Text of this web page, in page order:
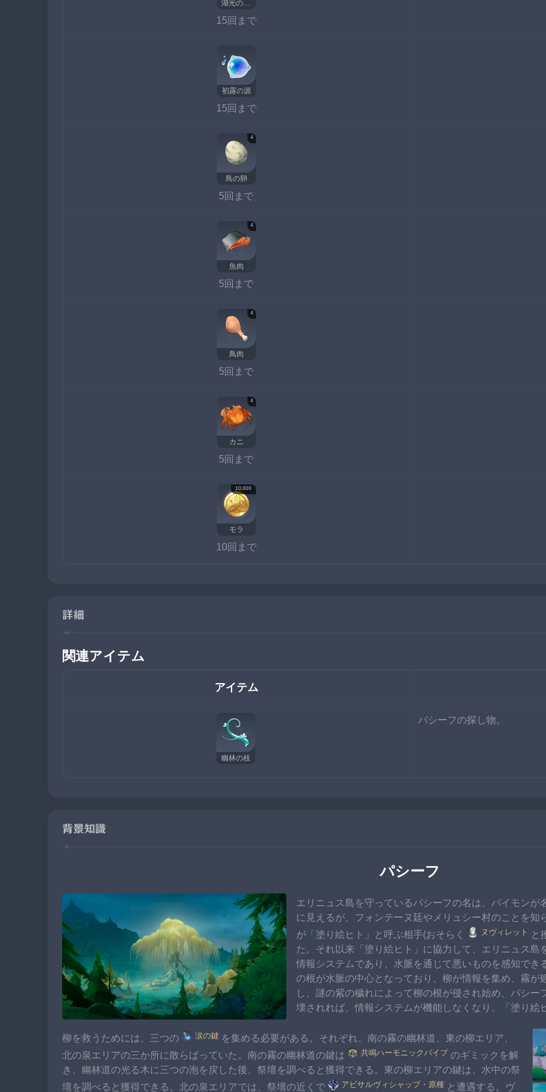
湖光の鈴蘭
15回まで
初露の源
15回まで
4
鳥の卵
5回まで
4
魚肉
5回まで
4
鳥肉
5回まで
4
カニ
5回まで
10,000
モラ
10回まで
詳細
関連アイテム
アイテム
幽林の枝
パシーフの探し物。
背景知識
パシーフ
エリニュス島を守っているパシーフの名は、パイモンが
に見えるが、フォンテーヌ廷やメリュシー村のことを
が「塗り絵ヒト」と呼ぶ相手(おそらく
ヌヴィレット
と
た。それ以来「塗り絵ヒト」に協力して、エリニュス
情報システムであり、水脈を通じて悪いものを感知で
の根が水脈の中心となっており、柳が情報を集め、霧
し、謎の紫の穢れによって柳の根が侵され始め、パシ
壊されれば、情報システムが機能しなくなり、「塗り絵
柳を救うためには、三つの 涙の鍵 を集める必要がある。それぞれ、南の霧の幽林道、東の柳エリア、
北の泉エリアの三か所に散らばっていた。南の霧の幽林道の鍵は
共鳴ハーモニックパイプ のギミックを解
き、幽林道の光る木に三つの泡を戻した後、祭壇を調べると獲得できる。東の柳エリアの鍵は、水中の祭
壇を調べると獲得できる。北の泉エリアでは、祭壇の近くで
アビサルヴィシャップ・原種 と遭遇する。ヴ